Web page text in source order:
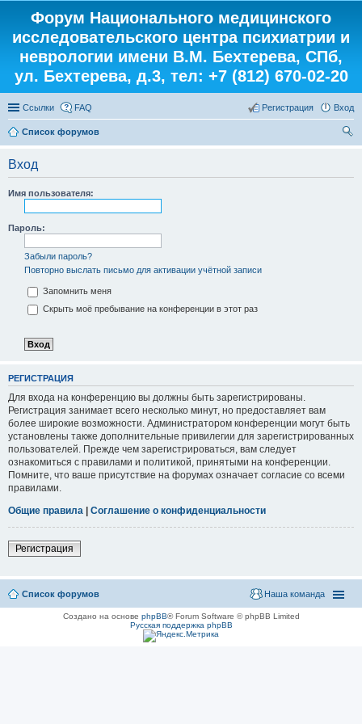
Форум Национального медицинского
исследовательского центра психиатрии и
неврологии имени В.М. Бехтерева, СПб,
ул. Бехтерева, д.3, тел: +7 (812) 670-02-20
Ссылки FAQ Вход
Регистрация
Список форумов
Вход
Имя пользователя:
Пароль:
Забыли пароль?
Повторно выслать письмо для активации учётной записи
Запомнить меня
Скрыть моё пребывание на конференции в этот раз
РЕГИСТРАЦИЯ
Для входа на конференцию вы должны быть зарегистрированы.
Регистрация занимает всего несколько минут, но предоставляет вам
более широкие возможности. Администратором конференции могут быть
установлены также дополнительные привилегии для зарегистрированных
пользователей. Прежде чем зарегистрироваться, вам следует
ознакомиться с правилами и политикой, принятыми на конференции.
Помните, что ваше присутствие на форумах означает согласие со всеми
правилами.
Общие правила | Соглашение о конфиденциальности
Регистрация
Список форумов Наша команда
Создано на основе phpBB® Forum Software © phpBB Limited
Русская поддержка phpBB